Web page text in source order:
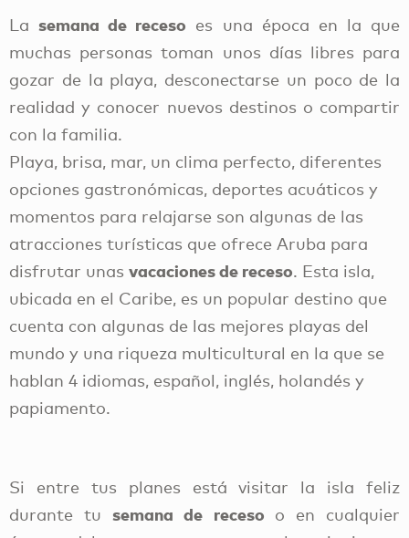
Lasemana de receso es una época en la que
muchas personas toman unos días libres para
gozar de la playa, desconectarse un poco de la
realidad y conocer nuevos destinos o compartir
con la familia.
Playa, brisa, mar, un clima perfecto, diferentes
opciones gastronómicas, deportes acuáticos y
momentos para relajarse son algunas de las
atracciones turísticas que ofrece Aruba para
disfrutar unas vacaciones de receso. Esta isla,
ubicada en el Caribe, es un popular destino que
cuenta con algunas de las mejores playas del
mundo y una riqueza multicultural en la que se
hablan 4 idiomas, español, inglés, holandés y
papiamento.
Si entre tus planes está visitar la isla feliz
durante tusemana de receso o en cualquier